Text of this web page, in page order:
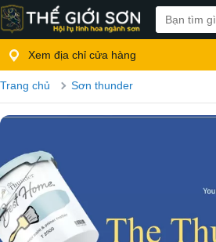
Xem địa chỉ cửa hàng
Trang chủ Sơn thunder